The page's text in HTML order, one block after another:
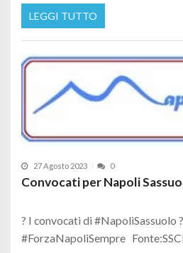
LEGGI TUTTO
27 Agosto 2023 0
Convocati per Napoli
? I convocati di #NapoliSassuolo
#ForzaNapoliSempre